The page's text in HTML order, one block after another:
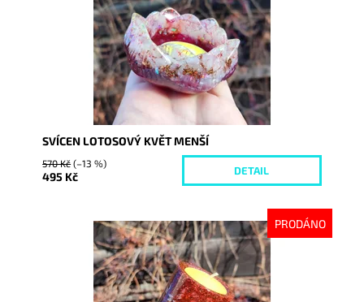
SVÍCEN LOTOSOVÝ KVĚT MENŠÍ
570 Kč(–13 %)
495 Kč DETAIL
PRODÁNO
Dostupnost:
Vyprodáno
7578